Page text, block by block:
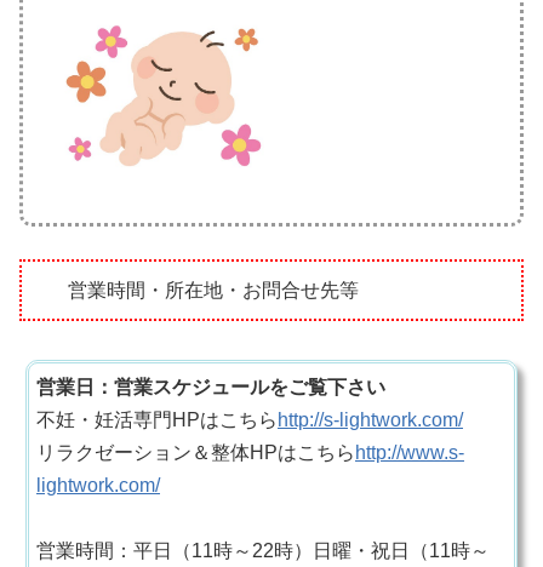
営業時間・所在地・お問合せ先等
営業日：営業スケジュールをご覧下さい
不妊・妊活専門HPはこちら http://s-lightwork.com/
リラクゼーション＆整体HPはこちら http://www.s-
lightwork.com/
営業時間：平日（11時～22時）日曜・祝日（11時～